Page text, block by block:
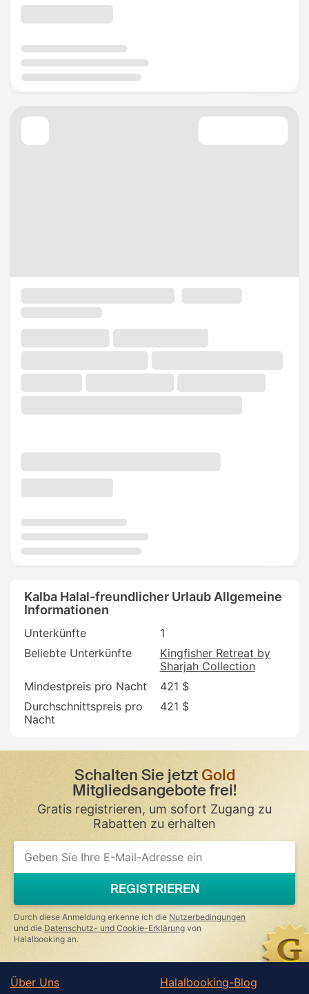
Kalba Halal-freundlicher Urlaub Allgemeine
Informationen
Unterkünfte
1
Beliebte Unterkünfte
Kingfisher Retreat by
Sharjah Collection
Mindestpreis pro Nacht
421 $
Durchschnittspreis pro
Nacht
421 $
Schalten Sie jetztGold
Mitgliedsangebote frei!
Gratis registrieren, um sofort Zugang zu
Rabatten zu erhalten
REGISTRIEREN
Durch diese Anmeldung erkenne ich die Nutzerbedingungen
und die Datenschutz- und Cookie-Erklärung von
Halalbooking an.
Über Uns
Halalbooking-Blog